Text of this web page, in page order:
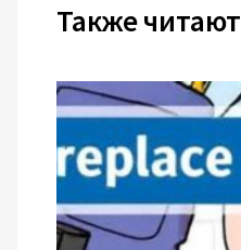
Также читают